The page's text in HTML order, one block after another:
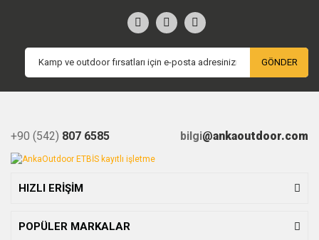
GÖNDER
+90 (542) 807 6585 bilgi@ankaoutdoor.com
HIZLI ERİŞİM
POPÜLER MARKALAR